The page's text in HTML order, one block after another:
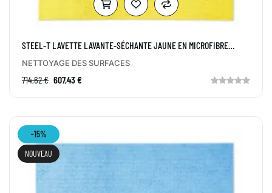
STEEL-T LAVETTE LAVANTE-SÉCHANTE JAUNE EN MICROFIBRE
NETTOYAGE DES SURFACES
714,62 € 607,43 €
-15%
NOUVEAU